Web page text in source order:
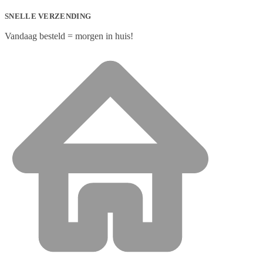
SNELLE VERZENDING
Vandaag besteld = morgen in huis!